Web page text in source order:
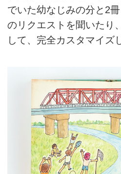
でいた幼なじみの分と2
のリクエストを聞いたり
して、完全カスタマイズ